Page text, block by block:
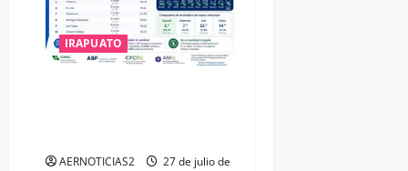
IRAPUATO
AERNOTICIAS2
27 de julio de